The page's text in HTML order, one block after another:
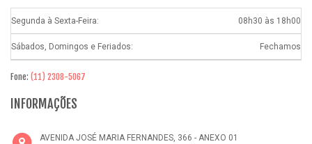
Segunda à Sexta-Feira: 08h30 às 18h00
Sábados, Domingos e Feriados: Fechamos
Fone: (11) 2308-5067
INFORMAÇÕES
AVENIDA JOSÉ MARIA FERNANDES, 366 - ANEXO 01